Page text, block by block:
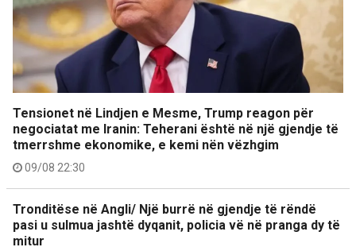
Tensionet në Lindjen e Mesme, Trump reagon për
negociatat me Iranin: Teherani është në një gjendje të
tmerrshme ekonomike, e kemi nën vëzhgim
09/08 22:30
Tronditëse në Angli/ Një burrë në gjendje të rëndë
pasi u sulmua jashtë dyqanit, policia vë në pranga dy të
mitur